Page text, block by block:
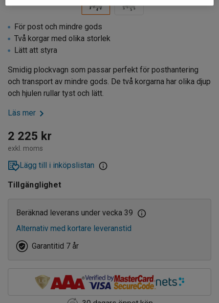
För post och mindre gods
Två korgar med olika storlek
Lätt att styra
Smidig plockvagn som passar perfekt för posthantering
och transport av mindre gods. De två korgarna har olika djup
och hjulen rullar tyst och lätt.
Läs mer
2 225 kr
exkl. moms
Lägg till i inköpslistan
Tillgänglighet
Beräknad leverans under vecka 39
Alternativ med kortare leveranstid
Garantitid 7 år